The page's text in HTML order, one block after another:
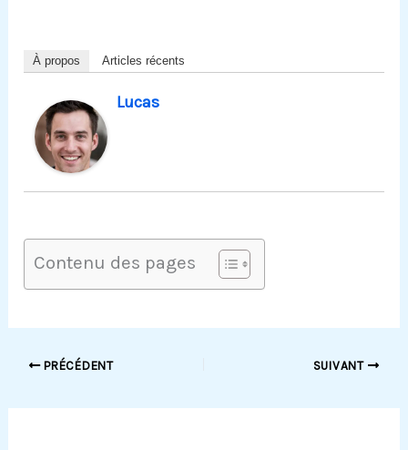
À propos Articles récents
Lucas
Contenu des pages
PRÉCÉDENT SUIVANT